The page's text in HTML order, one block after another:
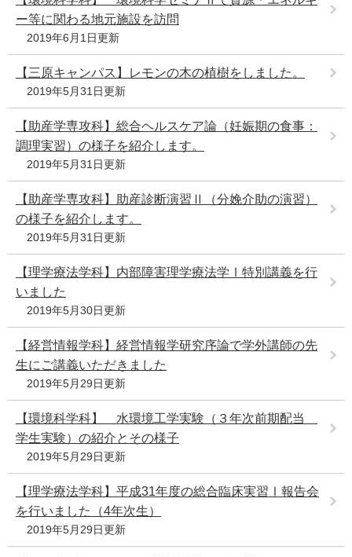
ー等に関わる地元施設を訪問
2019年6月1日更新
【三原キャンパス】レモンの木の植樹をしました。
2019年5月31日更新
【助産学専攻科】総合ヘルスケア論（妊娠期の食事：
調理実習）の様子を紹介します。
2019年5月31日更新
【助産学専攻科】助産診断演習Ⅱ（分娩介助の演習）
の様子を紹介します。
2019年5月31日更新
【理学療法学科】内部障害理学療法学Ⅰ特別講義を行
いました
2019年5月30日更新
【経営情報学科】経営情報学研究序論で学外講師の先
生にご講義いただきました
2019年5月29日更新
【環境科学科】 水環境工学実験（３年次前期配当
学生実験）の紹介とその様子
2019年5月29日更新
【理学療法学科】平成31年度の総合臨床実習Ⅰ報告会
を行いました（4年次生）
2019年5月29日更新